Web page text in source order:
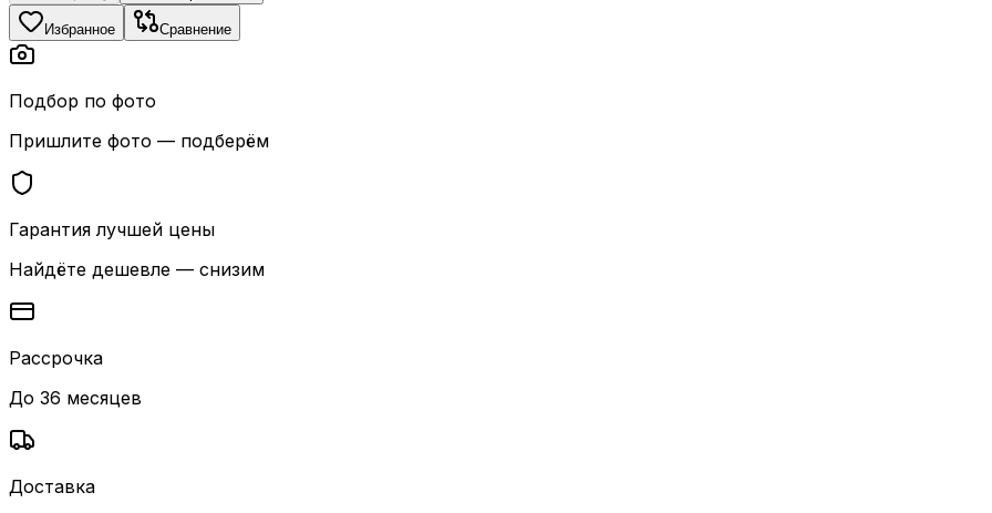
Избранное Сравнение
Подбор по фото
Пришлите фото — подберём
Гарантия лучшей цены
Найдёте дешевле — снизим
Рассрочка
До 36 месяцев
Доставка